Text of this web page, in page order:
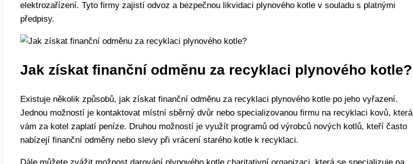
elektrozařízení. Tyto firmy zajistí odvoz a bezpečnou likvidaci plynového kotle v souladu s platnými
předpisy.
Jak získat finanční odměnu za recyklaci plynového kotle?
Existuje několik způsobů, jak získat finanční odměnu za recyklaci plynového kotle po jeho vyřazení.
Jednou možností je kontaktovat místní sběrný dvůr nebo specializovanou firmu na recyklaci kovů, která
vám za kotel zaplatí peníze. Druhou možností je využít programů od výrobců nových kotlů, kteří často
nabízejí finanční odměny nebo slevy při vrácení starého kotle k recyklaci.